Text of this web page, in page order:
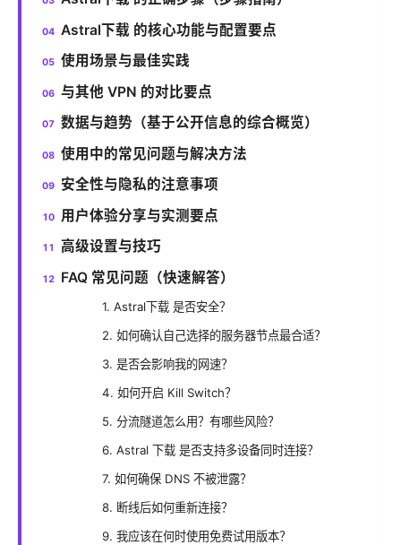
Astral下载 的核心功能与配置要点
使用场景与最佳实践
与其他 VPN 的对比要点
数据与趋势（基于公开信息的综合概览）
使用中的常见问题与解决方法
安全性与隐私的注意事项
用户体验分享与实测要点
高级设置与技巧
FAQ 常见问题（快速解答）
1. Astral下载 是否安全？
2. 如何确认自己选择的服务器节点最合适？
3. 是否会影响我的网速？
4. 如何开启 Kill Switch？
5. 分流隧道怎么用？有哪些风险？
6. Astral 下载 是否支持多设备同时连接？
7. 如何确保 DNS 不被泄露？
8. 断线后如何重新连接？
9. 我应该在何时使用免费试用版本？